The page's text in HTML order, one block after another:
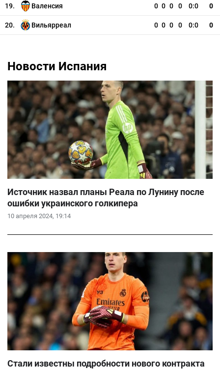
19. Валенсия 0 0 0 0 0:0 0
20. Вильярреал 0 0 0 0 0:0 0
Новости Испания
10 апреля 2024, 19:14
Источник назвал планы Реала по Лунину после
ошибки украинского голкипера
Стали известны подробности нового контракта